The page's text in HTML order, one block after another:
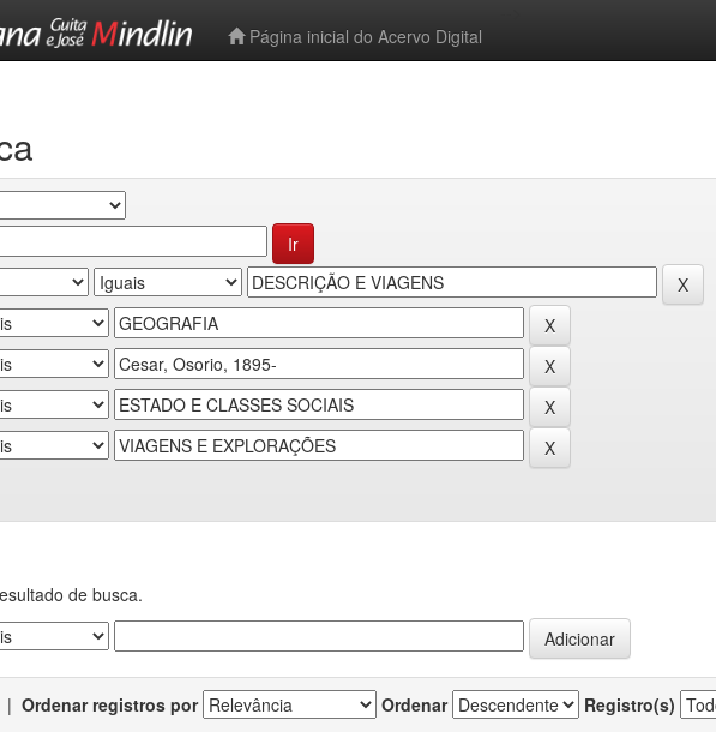
Página inicial do Acervo Digital
de busca.
| Ordenar registros por Ordenar Registro(s)